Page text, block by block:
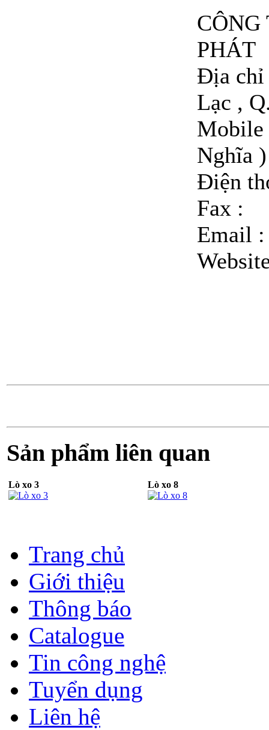
PHÁT
Địa chỉ
Lạc ,
Mobile
Nghĩa )
Điện
Fax :
Email
Sản phẩm liên quan
Lò xo 3 Lò xo 8
Trang chủ
Giới thiệu
Thông báo
Catalogue
Tin công nghệ
Tuyển dụng
Liên hệ